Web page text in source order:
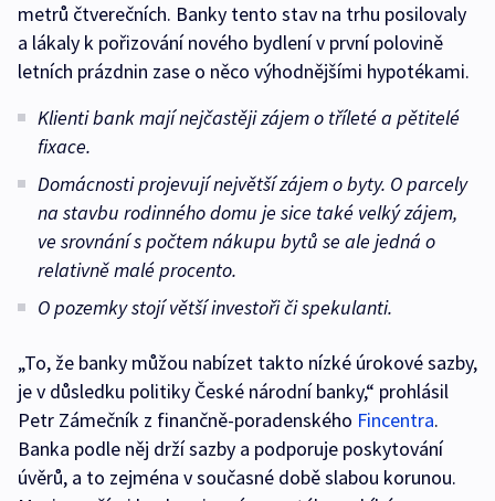
metrů čtverečních. Banky tento stav na trhu posilovaly
a lákaly k pořizování nového bydlení v první polovině
letních prázdnin zase o něco výhodnějšími hypotékami.
Klienti bank mají nejčastěji zájem o tříleté a pětitelé
fixace.
Domácnosti projevují největší zájem o byty. O parcely
na stavbu rodinného domu je sice také velký zájem,
ve srovnání s počtem nákupu bytů se ale jedná o
relativně malé procento.
O pozemky stojí větší investoři či spekulanti.
„To, že banky můžou nabízet takto nízké úrokové sazby,
je v důsledku politiky České národní banky,“ prohlásil
Petr Zámečník z finančně-poradenského Fincentra.
Banka podle něj drží sazby a podporuje poskytování
úvěrů, a to zejména v současné době slabou korunou.